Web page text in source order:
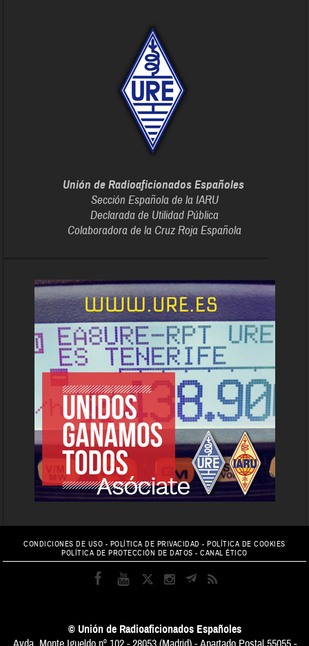
Unión de Radioaficionados Españoles
Sección Española de la IARU
Declarada de Utilidad Pública
Colaboradora de la Cruz Roja Española
CONDICIONES DE USO - POLÍTICA DE PRIVACIDAD -POLÍTICA DE COOKIES
POLÍTICA DE PROTECCIÓN DE DATOS -CANAL ÉTICO
© Unión de Radioaficionados Españoles